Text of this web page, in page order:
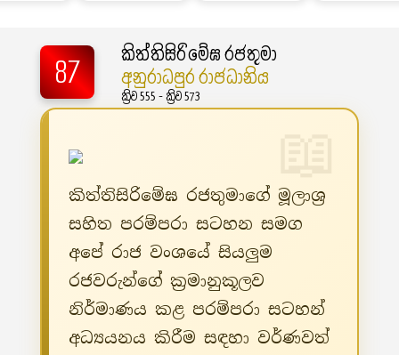
87
කිත්තිසිරිමේඝ රජතුමා
අනුරාධපුර රාජධානිය
ක්‍රිව 555 - ක්‍රිව 573
කිත්තිසිරිමේඝ රජතුමාගේ මූලාශ්‍ර
සහිත පරම්පරා සටහන සමග
අපේ රාජ වංශයේ සියලුම
රජවරුන්ගේ ක්‍රමානුකූලව
නිර්මාණය කළ පරම්පරා සටහන්
අධ්‍යයනය කිරීම සඳහා වර්ණවත්